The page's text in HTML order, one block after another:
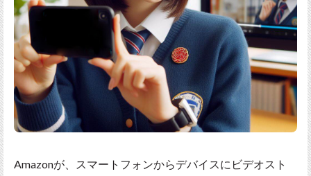
Amazonが、スマートフォンからデバイスにビデオスト